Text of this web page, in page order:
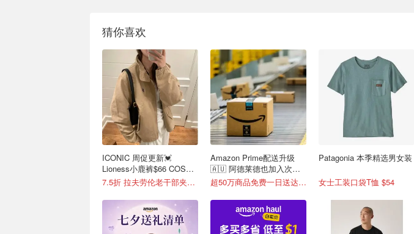
猜你喜欢
ICONIC 周促更新💓
Lioness小鹿裤$66 COS芭
蕾鞋$153
7.5折 拉夫劳伦老干部夹克$419
Amazon Prime配送升级
🇦🇺 阿德莱德也加入次日
达！
超50万商品免费一日送达📦
Patagonia 本季精选男女装
女士工装口袋T恤 $54